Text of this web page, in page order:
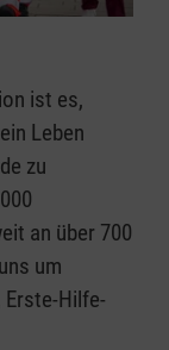
ist es,
Leben
zu
an über 700
um
Hilfe-